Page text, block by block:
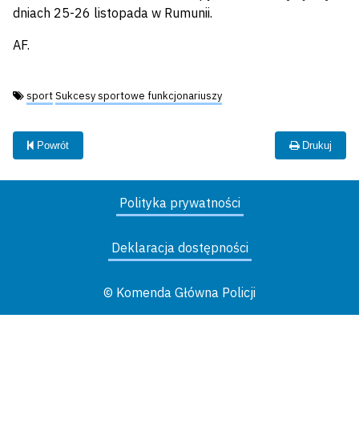
dniach 25-26 listopada w Rumunii.
AF.
Tagi:
sportSukcesy sportowe funkcjonariuszy
Powrót Drukuj
Polityka prywatności
Deklaracja dostępności
© Komenda Główna Policji